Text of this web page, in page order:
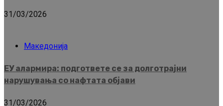
31/03/2026
Македонија
ЕУ алармира: подгответе се за долготрајни
нарушувања со нафтата објави
31/03/2026